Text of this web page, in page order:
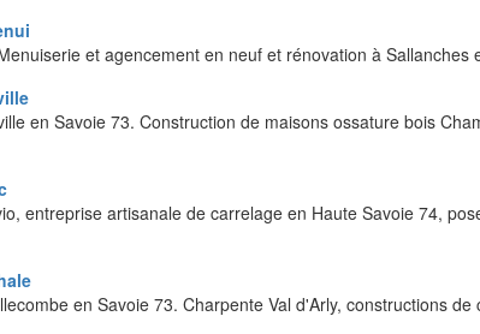
et agencement en neuf et rénovation à
en Savoie 73. Construction de maisons ossature bois
entreprise artisanale de carrelage en Haute Savoie 74,
en Savoie 73. Charpente Val d'Arly, constructions